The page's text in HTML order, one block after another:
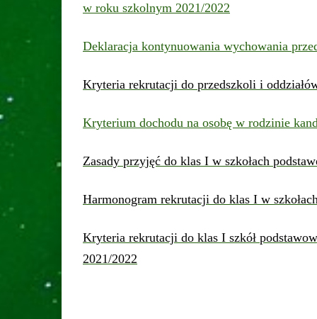
w roku szkolnym 2021/2022
Deklaracja kontynuowania wychowania
Kryteria rekrutacji do przedszkoli i
Kryterium dochodu na osobę w rodzinie
Zasady przyjęć do klas I w szkołach
Harmonogram rekrutacji do klas I w
Kryteria rekrutacji do klas I szkół
2021/2022